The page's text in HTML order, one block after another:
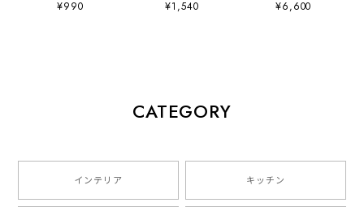
THE WAY HOME
¥990
ップ
¥1,540
崇多
¥6,600
CATEGORY
インテリア キッチン